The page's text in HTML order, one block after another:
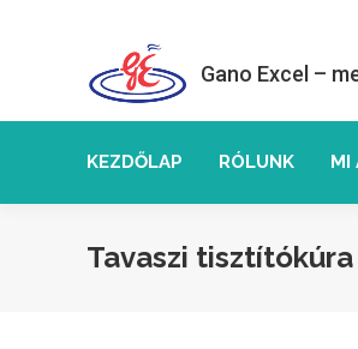
Gano Excel –
KEZDŐLAP RÓLUNK MI
Tavaszi tisztítókúra